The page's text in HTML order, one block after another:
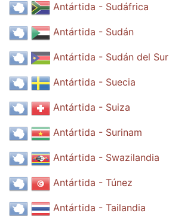
Antártida - Sudáfrica
Antártida - Sudán
Antártida - Sudán del Sur
Antártida - Suecia
Antártida - Suiza
Antártida - Surinam
Antártida - Swazilandia
Antártida - Túnez
Antártida - Tailandia